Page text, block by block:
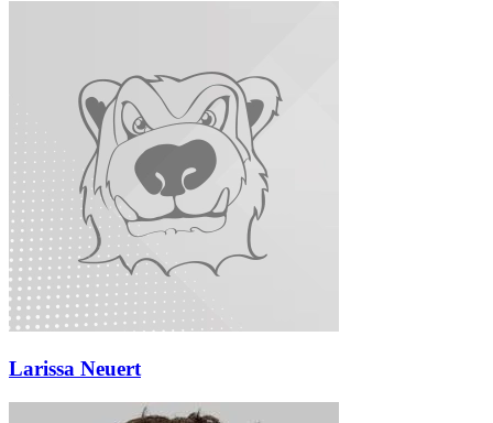
Larissa Neuert